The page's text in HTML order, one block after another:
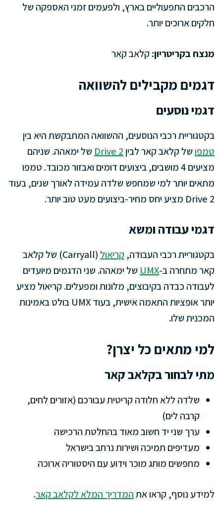
הרכבים התפעוליים בארץ, ולפעמים זמני האספקה של
חלקים ארוכים יותר.
מנצח בקריטריון: קלאב קאר
דגמים מקבילים להשוואה
דגמי נוסעים
בקטגוריית רכבי הנוסעים, ההשוואה המתבקשת היא בין
טמפושל קלאב קאר לביןDrive 2 של ימאהה. שניהם
מציעים 4 מושבים, ביצועים דומים ואבזור מכובד. טמפו
מתאים יותר למי שמחפש שלדה עמידה לאורך שנים, בעוד
Drive 2 מציע יחס מחיר-ביצועים מעט טוב יותר.
דגמי עבודה ומשא
בקטגוריית רכבי העבודה, קריאול
(Carryall) של קלאב
קאר מתחרה ב-UMX של ימאהה. שני הדגמים מיועדים
לעבודה כבדה בקיבוצים, מלונות ומפעלים. קריאול מציע
יותר אופציות התאמה אישית, בעוד UMX בולט באמינות
המכנית שלו.
למי מתאים כל יצרן?
מתי לבחור בקלאב קאר
שלדה ללא חלודה קריטית עבורכם (אזורים לחים,
קרבה לים)
ערך שני יד חשוב מאוד בהחלטת הרכישה
מעדיפים תמיכה ושירות נרחב בישראל
מחפשים מותג מוכר וידוע עם היסטוריה ארוכה
למידע נוסף, קראו אתהמדריך המלא לקלאב קאר.